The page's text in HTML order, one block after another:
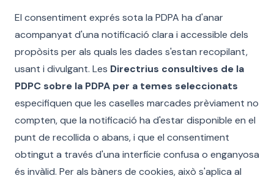
El consentiment exprés sota la PDPA ha d'anar
acompanyat d'una notificació clara i accessible dels
propòsits per als quals les dades s'estan recopilant,
usant i divulgant. Les Directrius consultives de la
PDPC sobre la PDPA per a temes seleccionats
especifiquen que les caselles marcades prèviament no
compten, que la notificació ha d'estar disponible en el
punt de recollida o abans, i que el consentiment
obtingut a través d'una interfície confusa o enganyosa
és invàlid. Per als bàners de cookies, això s'aplica al